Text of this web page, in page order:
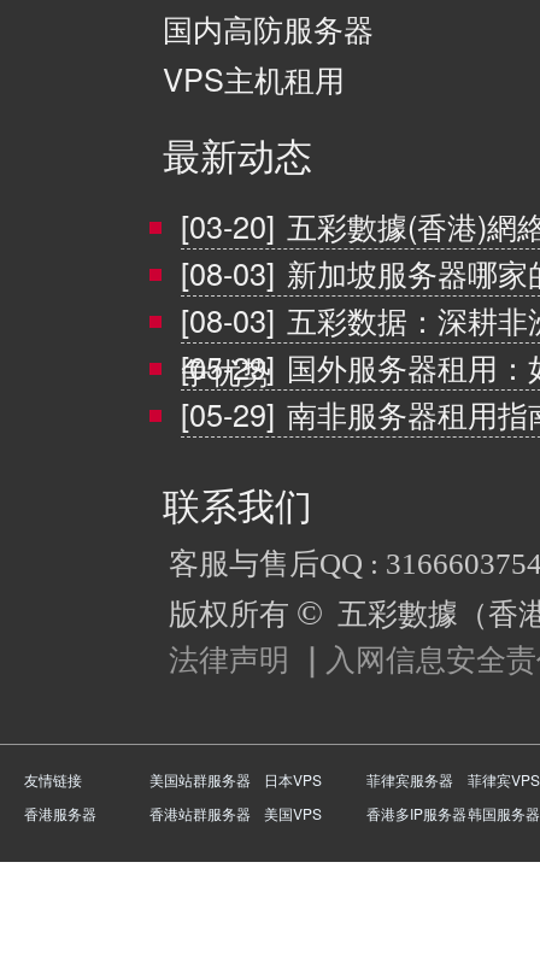
国内高防服务器
VPS主机租用
最新动态
[03-20] 五彩數據(香港)網
[08-03] 新加坡服务器哪
[08-03] 五彩数据：深耕
争优势
[05-29] 国外服务器租用
[05-29] 南非服务器租用
联系我们
客服与售后QQ :
版权所有 © 五彩數據（香
法律声明
入网信息安全
友情链接 美国站群服务器 日本VPS 菲律宾服务器
菲律宾VPS
香港服务器
香港站群服务器 美国VPS 香港多IP服务器韩国服务器